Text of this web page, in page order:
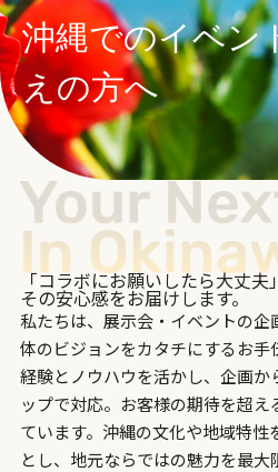
沖縄でのイベン
えの方へ
「コラボにお願いしたら大丈夫」
その安心感をお届けします。
私たちは、展示会・イベントの企
体のビジョンをカタチにするお手
経験とノウハウを活かし、企画か
ップで対応。お客様の期待を超
ています。沖縄の文化や地域特性
とし、地元ならではの魅力を最大